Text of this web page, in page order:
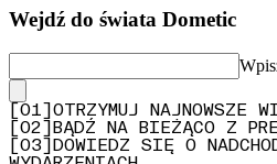
Wejdź do świata Dometic
01
OTRZYMUJ NAJNOWSZE
02
BĄDŹ NA BIEŻĄCO Z
03
DOWIEDZ SIĘ O